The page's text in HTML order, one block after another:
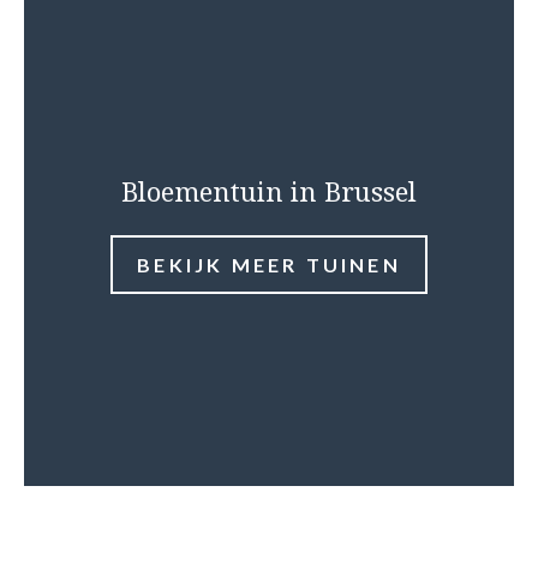
Bloementuin in Brussel
BEKIJK MEER TUINEN